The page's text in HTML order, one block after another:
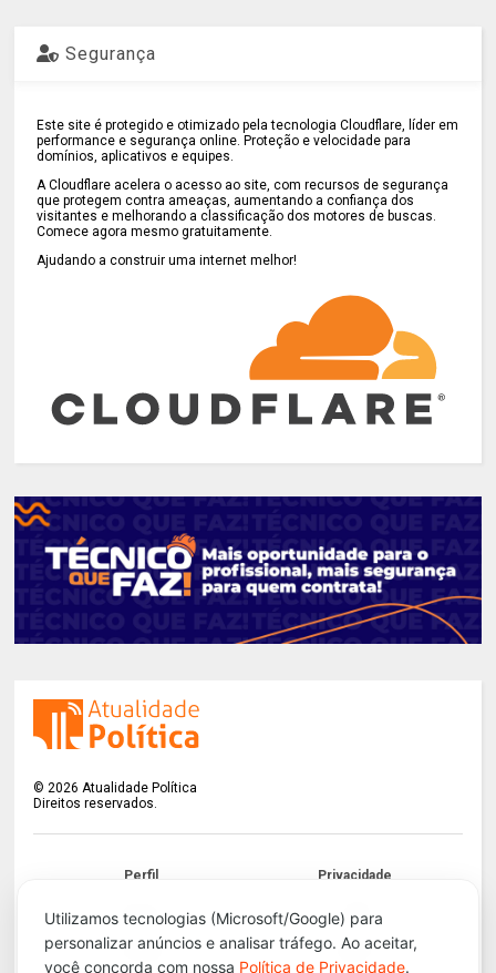
Utilizamos tecnologias (Microsoft/Google) para
personalizar anúncios e analisar tráfego. Ao aceitar,
você concorda com nossa Política de Privacidade.
Segurança
Este site é protegido e otimizado pela tecnologia Cloudflare, líder em
performance e segurança online. Proteção e velocidade para
domínios, aplicativos e equipes.
A Cloudflare acelera o acesso ao site, com recursos de segurança
que protegem contra ameaças, aumentando a confiança dos
visitantes e melhorando a classificação dos motores de buscas.
Comece agora mesmo gratuitamente.
Ajudando a construir uma internet melhor!
© 2026 Atualidade Política
Direitos reservados.
Perfil Privacidade
Termos LGPD
Contato Apoie!